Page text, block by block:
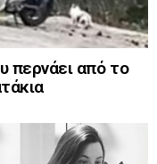
περνάει από το